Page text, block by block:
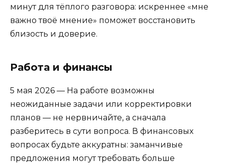
минут для тёплого разговора: искреннее «мне
важно твоё мнение» поможет восстановить
близость и доверие.
Работа и финансы
5 мая 2026 — На работе возможны
неожиданные задачи или корректировки
планов — не нервничайте, а сначала
разберитесь в сути вопроса. В финансовых
вопросах будьте аккуратны: заманчивые
предложения могут требовать больше